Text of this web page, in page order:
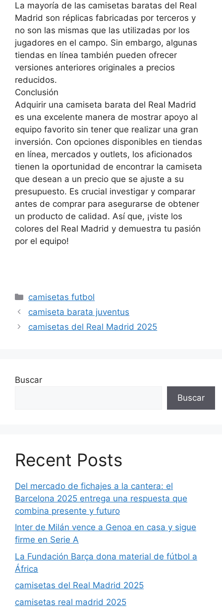
La mayoría de las camisetas baratas del Real
Madrid son réplicas fabricadas por terceros y
no son las mismas que las utilizadas por los
jugadores en el campo. Sin embargo, algunas
tiendas en línea también pueden ofrecer
versiones anteriores originales a precios
reducidos.
Conclusión
Adquirir una camiseta barata del Real Madrid
es una excelente manera de mostrar apoyo al
equipo favorito sin tener que realizar una gran
inversión. Con opciones disponibles en tiendas
en línea, mercados y outlets, los aficionados
tienen la oportunidad de encontrar la camiseta
que desean a un precio que se ajuste a su
presupuesto. Es crucial investigar y comparar
antes de comprar para asegurarse de obtener
un producto de calidad. Así que, ¡viste los
colores del Real Madrid y demuestra tu pasión
por el equipo!
Categorías
camisetas futbol
camiseta barata juventus
camisetas del Real Madrid 2025
Buscar
Buscar
Recent Posts
Del mercado de fichajes a la cantera: el
Barcelona 2025 entrega una respuesta que
combina presente y futuro
Inter de Milán vence a Genoa en casa y sigue
firme en Serie A
La Fundación Barça dona material de fútbol a
África
camisetas del Real Madrid 2025
camisetas real madrid 2025